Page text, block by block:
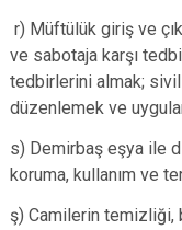
r) Müftülük giriş ve
ve sabotaja karşı
tedbirlerini almak;
düzenlemek ve
s) Demirbaş eşya ile
koruma, kullanım ve
ş) Camilerin temizliği,